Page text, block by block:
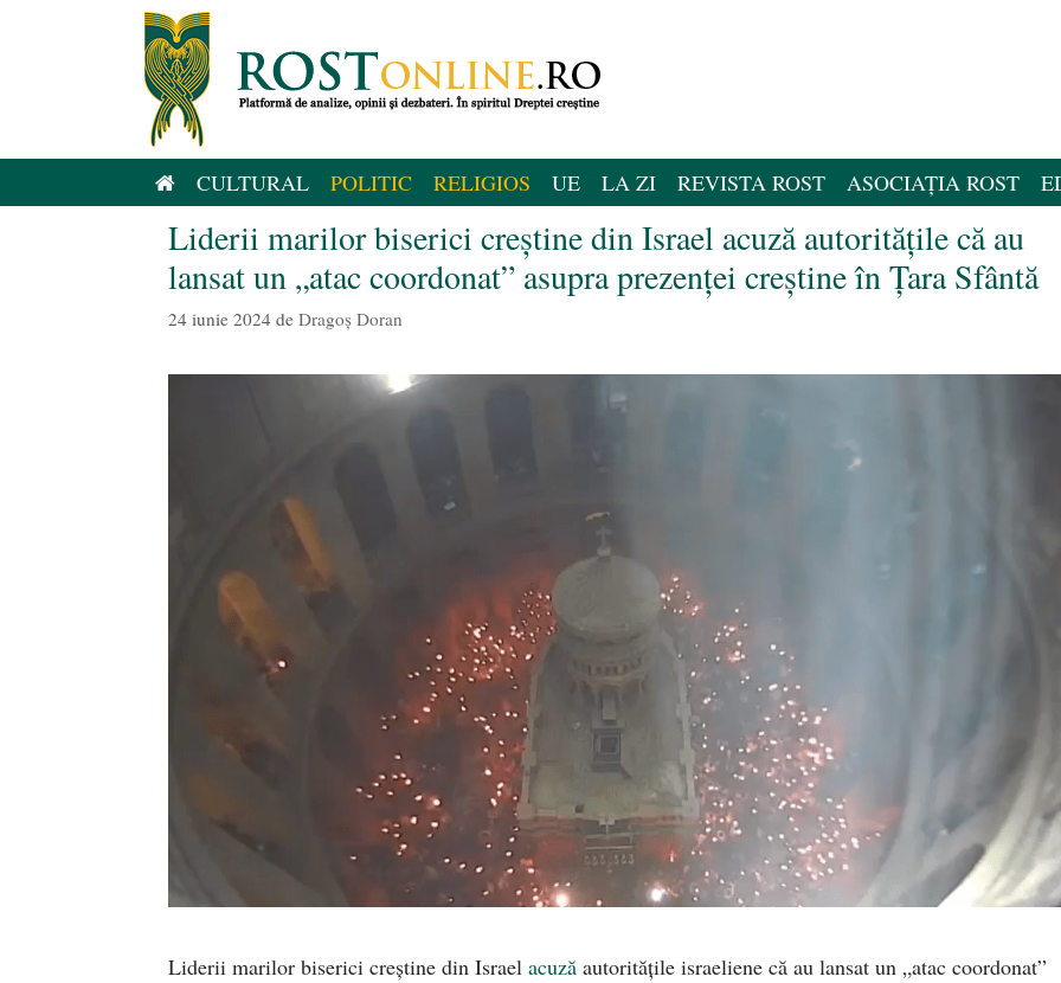
CULTURAL POLITIC RELIGIOS UE LA ZI REVISTA ROST ASOCIAȚIA ROST
Liderii marilor biserici creștine din Israel acuză autoritățile că au
lansat un „atac coordonat” asupra prezenței creștine în Țara Sfântă
24 iunie 2024 de Dragoș Doran
Liderii marilor biserici creștine din Israel acuză autoritățile israeliene că au lansat un „atac coordonat”